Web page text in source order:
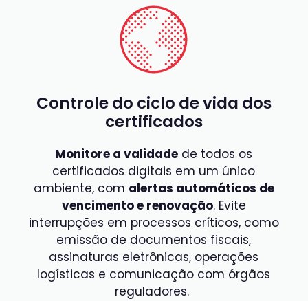
Controle do ciclo de vida dos
certificados
Monitore a validade de todos os
certificados digitais em um único
ambiente, com alertas automáticos de
vencimento e renovação. Evite
interrupções em processos críticos, como
emissão de documentos fiscais,
assinaturas eletrônicas, operações
logísticas e comunicação com órgãos
reguladores.